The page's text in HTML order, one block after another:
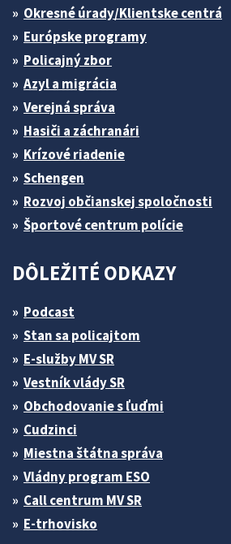
Okresné úrady/Klientske centrá
Európske programy
Policajný zbor
Azyl a migrácia
Verejná správa
Hasiči a záchranári
Krízové riadenie
Schengen
Rozvoj občianskej spoločnosti
Športové centrum polície
DÔLEŽITÉ ODKAZY
Podcast
Stan sa policajtom
E-služby MV SR
Vestník vlády SR
Obchodovanie s ľuďmi
Cudzinci
Miestna štátna správa
Vládny program ESO
Call centrum MV SR
E-trhovisko